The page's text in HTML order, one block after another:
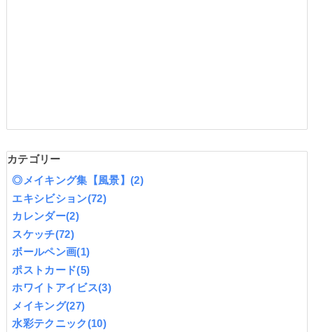
カテゴリー
◎メイキング集【風景】 (2)
エキシビション(72)
カレンダー(2)
スケッチ(72)
ボールペン画(1)
ポストカード(5)
ホワイトアイビス(3)
メイキング(27)
水彩テクニック(10)